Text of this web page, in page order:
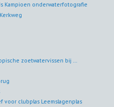
Kampioen onderwaterfotografie
zoetwatervissen bij ...
voor clubplas Leemslagenplas